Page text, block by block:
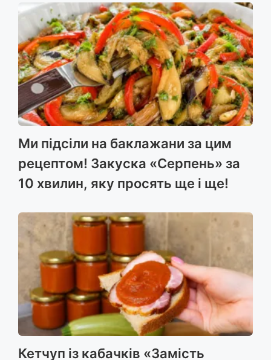
Ми підсіли на баклажани за цим
рецептом! Закуска «Серпень» за
10 хвилин, яку просять ще і ще!
Кетчуп із кабачків «Замість